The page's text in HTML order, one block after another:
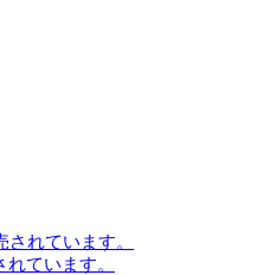
ています。